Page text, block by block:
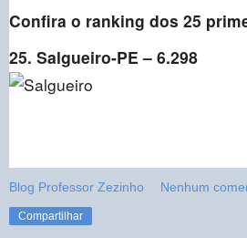
Confira o ranking dos 25
25. Salgueiro-PE – 6.298
Blog Professor Zezinho Nenhum
Compartilhar